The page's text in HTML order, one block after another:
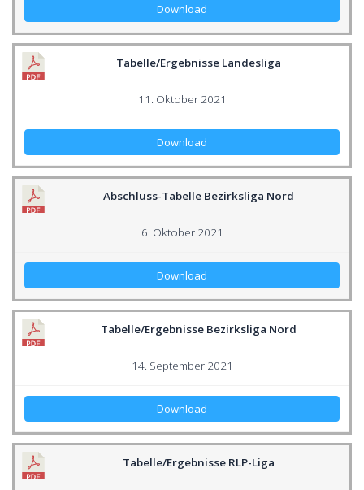
Download
Tabelle/Ergebnisse Landesliga
11. Oktober 2021
Download
Abschluss-Tabelle Bezirksliga Nord
6. Oktober 2021
Download
Tabelle/Ergebnisse Bezirksliga Nord
14. September 2021
Download
Tabelle/Ergebnisse RLP-Liga